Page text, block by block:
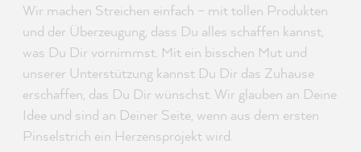
Wir machen Streichen einfach – mit tollen Produkten
und der Überzeugung, dass Du alles schaffen kannst,
was Du Dir vornimmst. Mit ein bisschen Mut und
unserer Unterstützung kannst Du Dir das Zuhause
erschaffen, das Du Dir wünschst. Wir glauben an Deine
Idee und sind an Deiner Seite, wenn aus dem ersten
Pinselstrich ein Herzensprojekt wird.